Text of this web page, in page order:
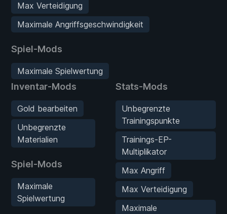
Max Verteidigung
Maximale Angriffsgeschwindigkeit
Spiel-Mods
Maximale Spielwertung
Inventar-Mods
Gold bearbeiten
Unbegrenzte
Materialien
Spiel-Mods
Maximale
Spielwertung
Stats-Mods
Unbegrenzte
Trainingspunkte
Trainings-EP-
Multiplikator
Max Angriff
Max Verteidigung
Maximale